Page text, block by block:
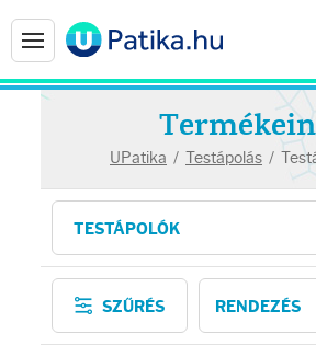
UPatika / Testápolás /
SZŰRÉS
Arcápolás
Ránctalanítók